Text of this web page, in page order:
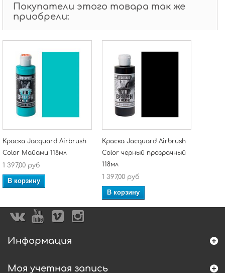
Покупатели этого товара так же
приобрели:
Краска Jacquard Airbrush
Color Майами 118мл
1 397,00 руб
В корзину
Краска Jacquard Airbrush
Color черный прозрачный
118мл
1 397,00 руб
В корзину
Информация
Моя учетная запись